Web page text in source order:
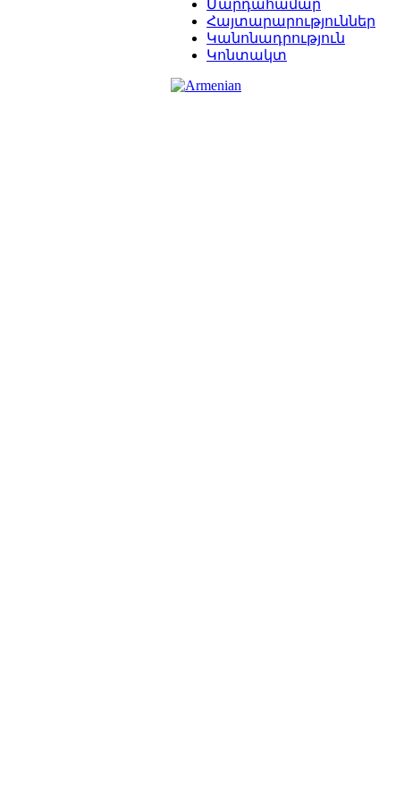
Մարդահամար
Հայտարարություններ
Կանոնադրություն
Կոնտակտ